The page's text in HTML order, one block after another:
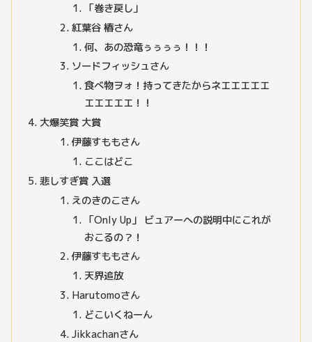
「巻き戻し」
紅葉谷 椿さん
何、あの恐竜ぅぅぅぅ！！！
ソードフィッシュさん
食べ物ヲォ！持ってきたからネエエエエエ
エエエエエ！！
大爆笑賞 大賞
伊藤すももさん
ここはどこ
悲しすぎ賞 入選
えのきのこさん
「Only Up」 ビュアーへの説明中にこれが
おこるの？！
伊藤すももさん
天界追放
Harutomoさん
どこいくねーん
Jikkachanさん